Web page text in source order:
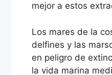
mejor a estos
Los mares de la
delfines y las
en peligro de
la vida marina